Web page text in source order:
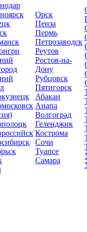
Орск
Пенза
Пермь
Петрозаводск
Реутов
Ростов-на-
Дону
Рубцовск
Пятигорск
Абакан
Анапа
Волгоград
Геленджик
Кострома
Сочи
Туапсе
Самара